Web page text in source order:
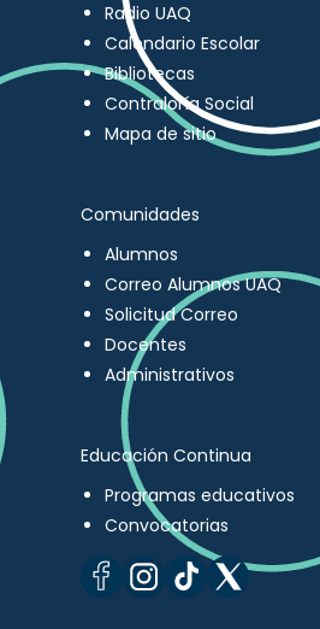
Radio UAQ
Calendario Escolar
Bibliotecas
Contraloría Social
Mapa de sitio
Comunidades
Alumnos
Correo Alumnos UAQ
Solicitud Correo
Docentes
Administrativos
Educación Continua
Programas educativos
Convocatorias